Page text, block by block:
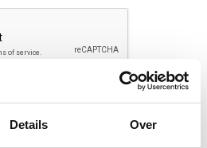
Details Over